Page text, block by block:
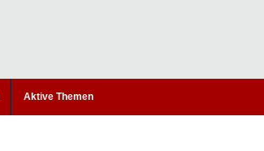
Aktive Themen